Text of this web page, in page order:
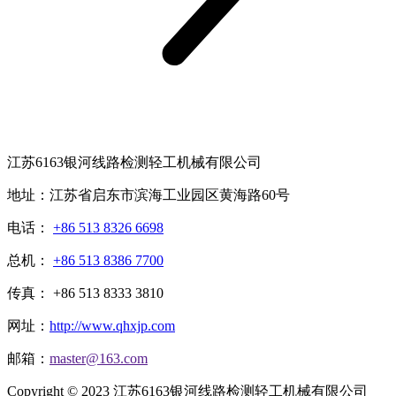
江苏6163银河线路检测轻工机械有限公司
地址：江苏省启东市滨海工业园区黄海路60号
电话： +86 513 8326 6698
总机： +86 513 8386 7700
传真： +86 513 8333 3810
网址： http://www.qhxjp.com
邮箱： master@163.com
Copyright © 2023 江苏6163银河线路检测轻工机械有限公司